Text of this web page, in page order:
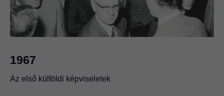
1967
Az első külföldi képviseletek